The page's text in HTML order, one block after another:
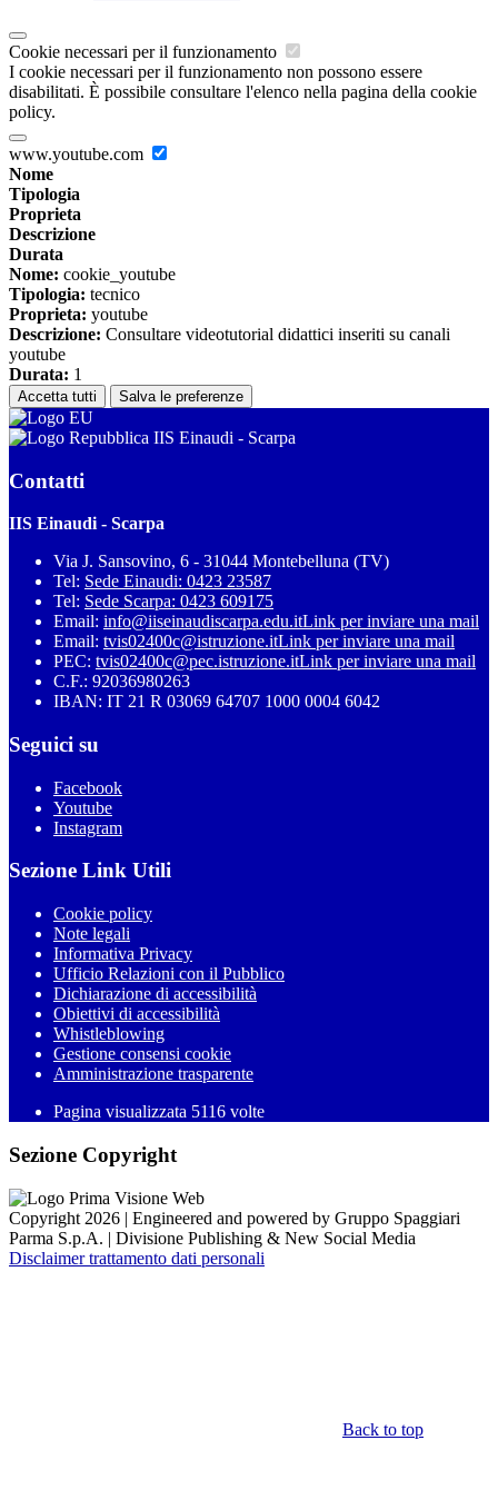
Cookie necessari per il funzionamento
I cookie necessari per il funzionamento non possono essere
disabilitati. È possibile consultare l'elenco nella pagina della cookie
policy.
www.youtube.com
Nome
Tipologia
Proprieta
Descrizione
Durata
Nome: cookie_youtube
Tipologia: tecnico
Proprieta: youtube
Descrizione: Consultare videotutorial didattici inseriti su canali
youtube
Durata: 1
Accetta tutti Salva le preferenze
IIS Einaudi - Scarpa
Contatti
IIS Einaudi - Scarpa
Via J. Sansovino, 6 - 31044 Montebelluna (TV)
Tel: Sede Einaudi: 0423 23587
Tel: Sede Scarpa: 0423 609175
Email: info@iiseinaudiscarpa.edu.itLink per inviare una mail
Email: tvis02400c@istruzione.itLink per inviare una mail
PEC: tvis02400c@pec.istruzione.itLink per inviare una mail
C.F.: 92036980263
IBAN: IT 21 R 03069 64707 1000 0004 6042
Seguici su
Facebook
Youtube
Instagram
Sezione Link Utili
Cookie policy
Note legali
Informativa Privacy
Ufficio Relazioni con il Pubblico
Dichiarazione di accessibilità
Obiettivi di accessibilità
Whistleblowing
Gestione consensi cookie
Amministrazione trasparente
Pagina visualizzata 5116 volte
Sezione Copyright
Copyright 2026 | Engineered and powered by Gruppo Spaggiari
Parma S.p.A. | Divisione Publishing & New Social Media
Disclaimer trattamento dati personali
Back to top